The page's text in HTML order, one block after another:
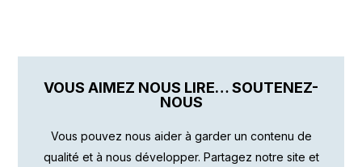
VOUS AIMEZ NOUS LIRE… SOUTENEZ-
NOUS
Vous pouvez nous aider à garder un contenu de
qualité et à nous développer. Partagez notre site et